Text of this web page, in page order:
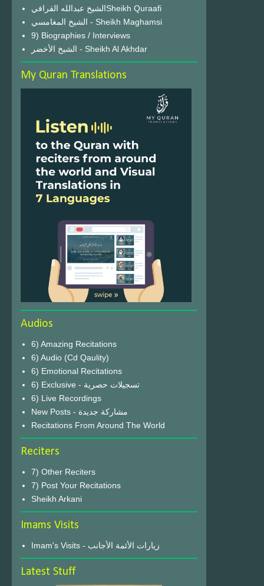
الشيخ عبدالله القرافيSheikh Quraafi
الشيخ المغامسي - Sheikh Maghamsi
9) Biographies / Interviews
الشيخ الأخضر - Sheikh Al Akhdar
My Quran Translations
Audios
6) Amazing Recitations
6) Audio (Cd Qaulity)
6) Emotional Recitations
6) Exclusive - تسجيلات حصرية
6) Live Recordings
New Posts - مشاركة جديدة
Recitations From Around The World
Reciters
7) Other Reciters
7) Post Your Recitations
Sheikh Arkani
Imams Visits
Imam's Visits - زيارات الأئمة الأجانب
Latest Stuff